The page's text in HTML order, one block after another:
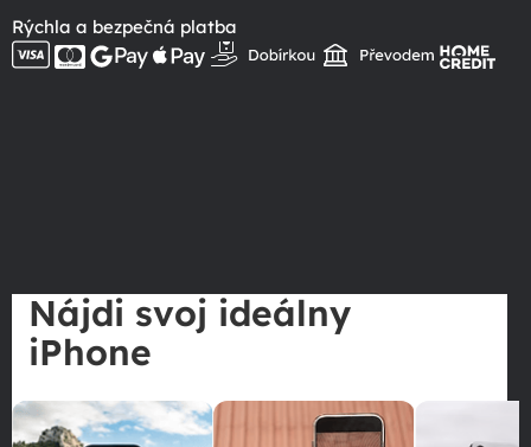
Rýchla a bezpečná platba
Nájdi svoj ideálny
iPhone